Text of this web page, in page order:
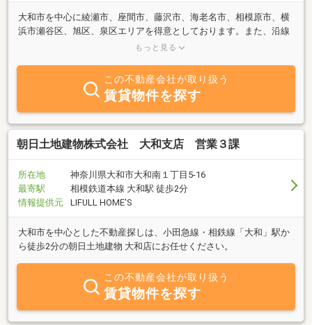
大和市を中心に綾瀬市、座間市、藤沢市、海老名市、相模原市、横
浜市瀬谷区、旭区、泉区エリアを得意としております。また、沿線
でいうと、小田急江ノ島線、小田急線、相鉄戦、田園都市線を主に
もっと見る
この不動産会社が取り扱う
賃貸物件を探す
朝日土地建物株式会社 大和支店 営業３課
所在地
神奈川県大和市大和南１丁目5-16
最寄駅
相模鉄道本線 大和駅 徒歩2分
情報提供元
LIFULL HOME'S
大和市を中心とした不動産探しは、小田急線・相鉄線「大和」駅か
ら徒歩2分の朝日土地建物 大和店にお任せください。
この不動産会社が取り扱う
賃貸物件を探す